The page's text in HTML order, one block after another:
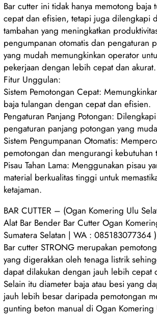
Bar cutter ini tidak hanya memotong baja
cepat dan efisien, tetapi juga dilengkapi
tambahan yang meningkatkan
pengumpanan otomatis dan pengaturan
yang mudah memungkinkan operator
pekerjaan dengan lebih cepat dan akurat.
Fitur Unggulan:
Sistem Pemotongan Cepat:
baja tulangan dengan cepat dan efisien.
Pengaturan Panjang Potongan:
pengaturan panjang potongan yang
Sistem Pengumpanan Otomatis:
pemotongan dan mengurangi kebutuhan
Pisau Tahan Lama: Menggunakan pisau
material berkualitas tinggi untuk
ketajaman.
BAR CUTTER – (Ogan Komering Ulu
Alat Bar Bender Bar Cutter Ogan
Sumatera Selatan | WA : 085183077364 )
Bar cutter STRONG merupakan
yang digerakkan oleh tenaga listrik
dapat dilakukan dengan jauh lebih cepat
Selain itu diameter baja atau besi yang
jauh lebih besar daripada pemotongan
gunting beton manual di Ogan Komering